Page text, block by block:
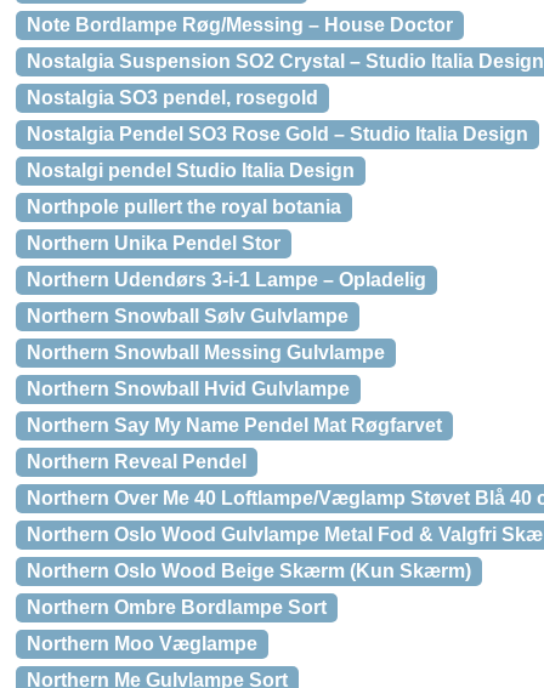
Note Bordlampe Røg/Messing – House Doctor
Nostalgia Suspension SO2 Crystal – Studio Italia Design
Nostalgia SO3 pendel, rosegold
Nostalgia Pendel SO3 Rose Gold – Studio Italia Design
Nostalgi pendel Studio Italia Design
Northpole pullert the royal botania
Northern Unika Pendel Stor
Northern Udendørs 3-i-1 Lampe – Opladelig
Northern Snowball Sølv Gulvlampe
Northern Snowball Messing Gulvlampe
Northern Snowball Hvid Gulvlampe
Northern Say My Name Pendel Mat Røgfarvet
Northern Reveal Pendel
Northern Over Me 40 Loftlampe/Væglamp Støvet Blå 40
Northern Oslo Wood Gulvlampe Metal Fod & Valgfri
Northern Oslo Wood Beige Skærm (Kun Skærm)
Northern Ombre Bordlampe Sort
Northern Moo Væglampe
Northern Me Gulvlampe Sort